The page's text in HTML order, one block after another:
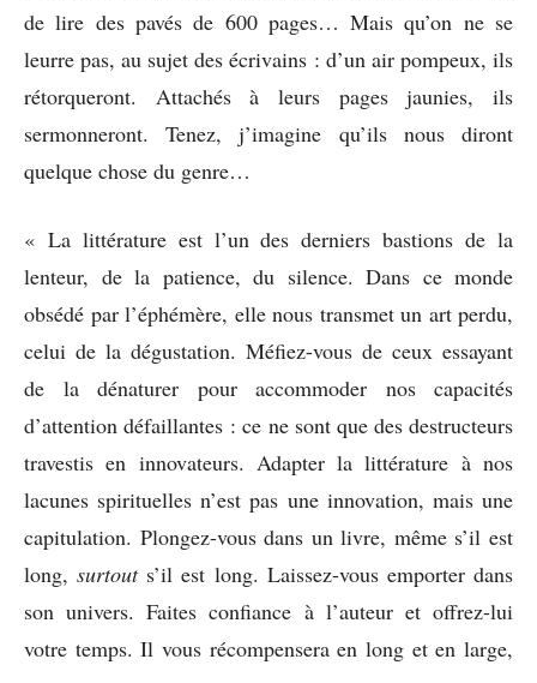
de lire des pavés de 600 pages… Mais qu’on ne se
leurre pas, au sujet des écrivains : d’un air pompeux, ils
rétorqueront. Attachés à leurs pages jaunies, ils
sermonneront. Tenez, j’imagine qu’ils nous diront
quelque chose du genre…
« La littérature est l’un des derniers bastions de la
lenteur, de la patience, du silence. Dans ce monde
obsédé par l’éphémère, elle nous transmet un art perdu,
celui de la dégustation. Méfiez-vous de ceux essayant
de la dénaturer pour accommoder nos capacités
d’attention défaillantes : ce ne sont que des destructeurs
travestis en innovateurs. Adapter la littérature à nos
lacunes spirituelles n’est pas une innovation, mais une
capitulation. Plongez-vous dans un livre, même s’il est
long,surtouts’il est long. Laissez-vous emporter dans
son univers. Faites confiance à l’auteur et offrez-lui
votre temps. Il vous récompensera en long et en large,